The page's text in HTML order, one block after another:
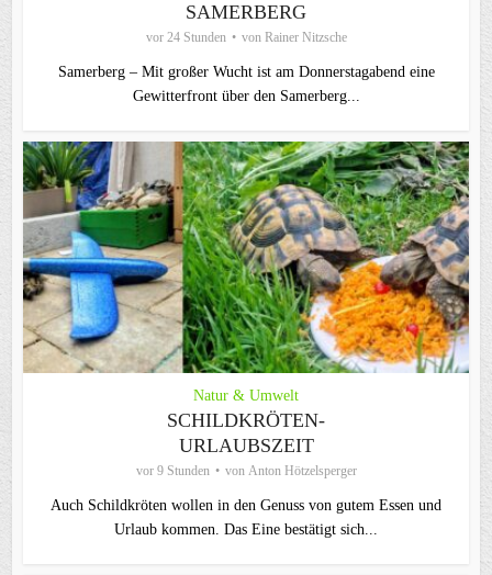
AMERBERG
vor 24 Stunden von Rainer Nitzsche
Samerberg – Mit großer Wucht ist am Donnerstagabend eine
Gewitterfront über den Samerberg...
Natur & Umwelt
SCHILDKRÖTEN-
URLAUBSZEIT
vor 9 Stunden von Anton Hötzelsperger
Auch Schildkröten wollen in den Genuss von gutem Essen und
Urlaub kommen. Das Eine bestätigt sich...